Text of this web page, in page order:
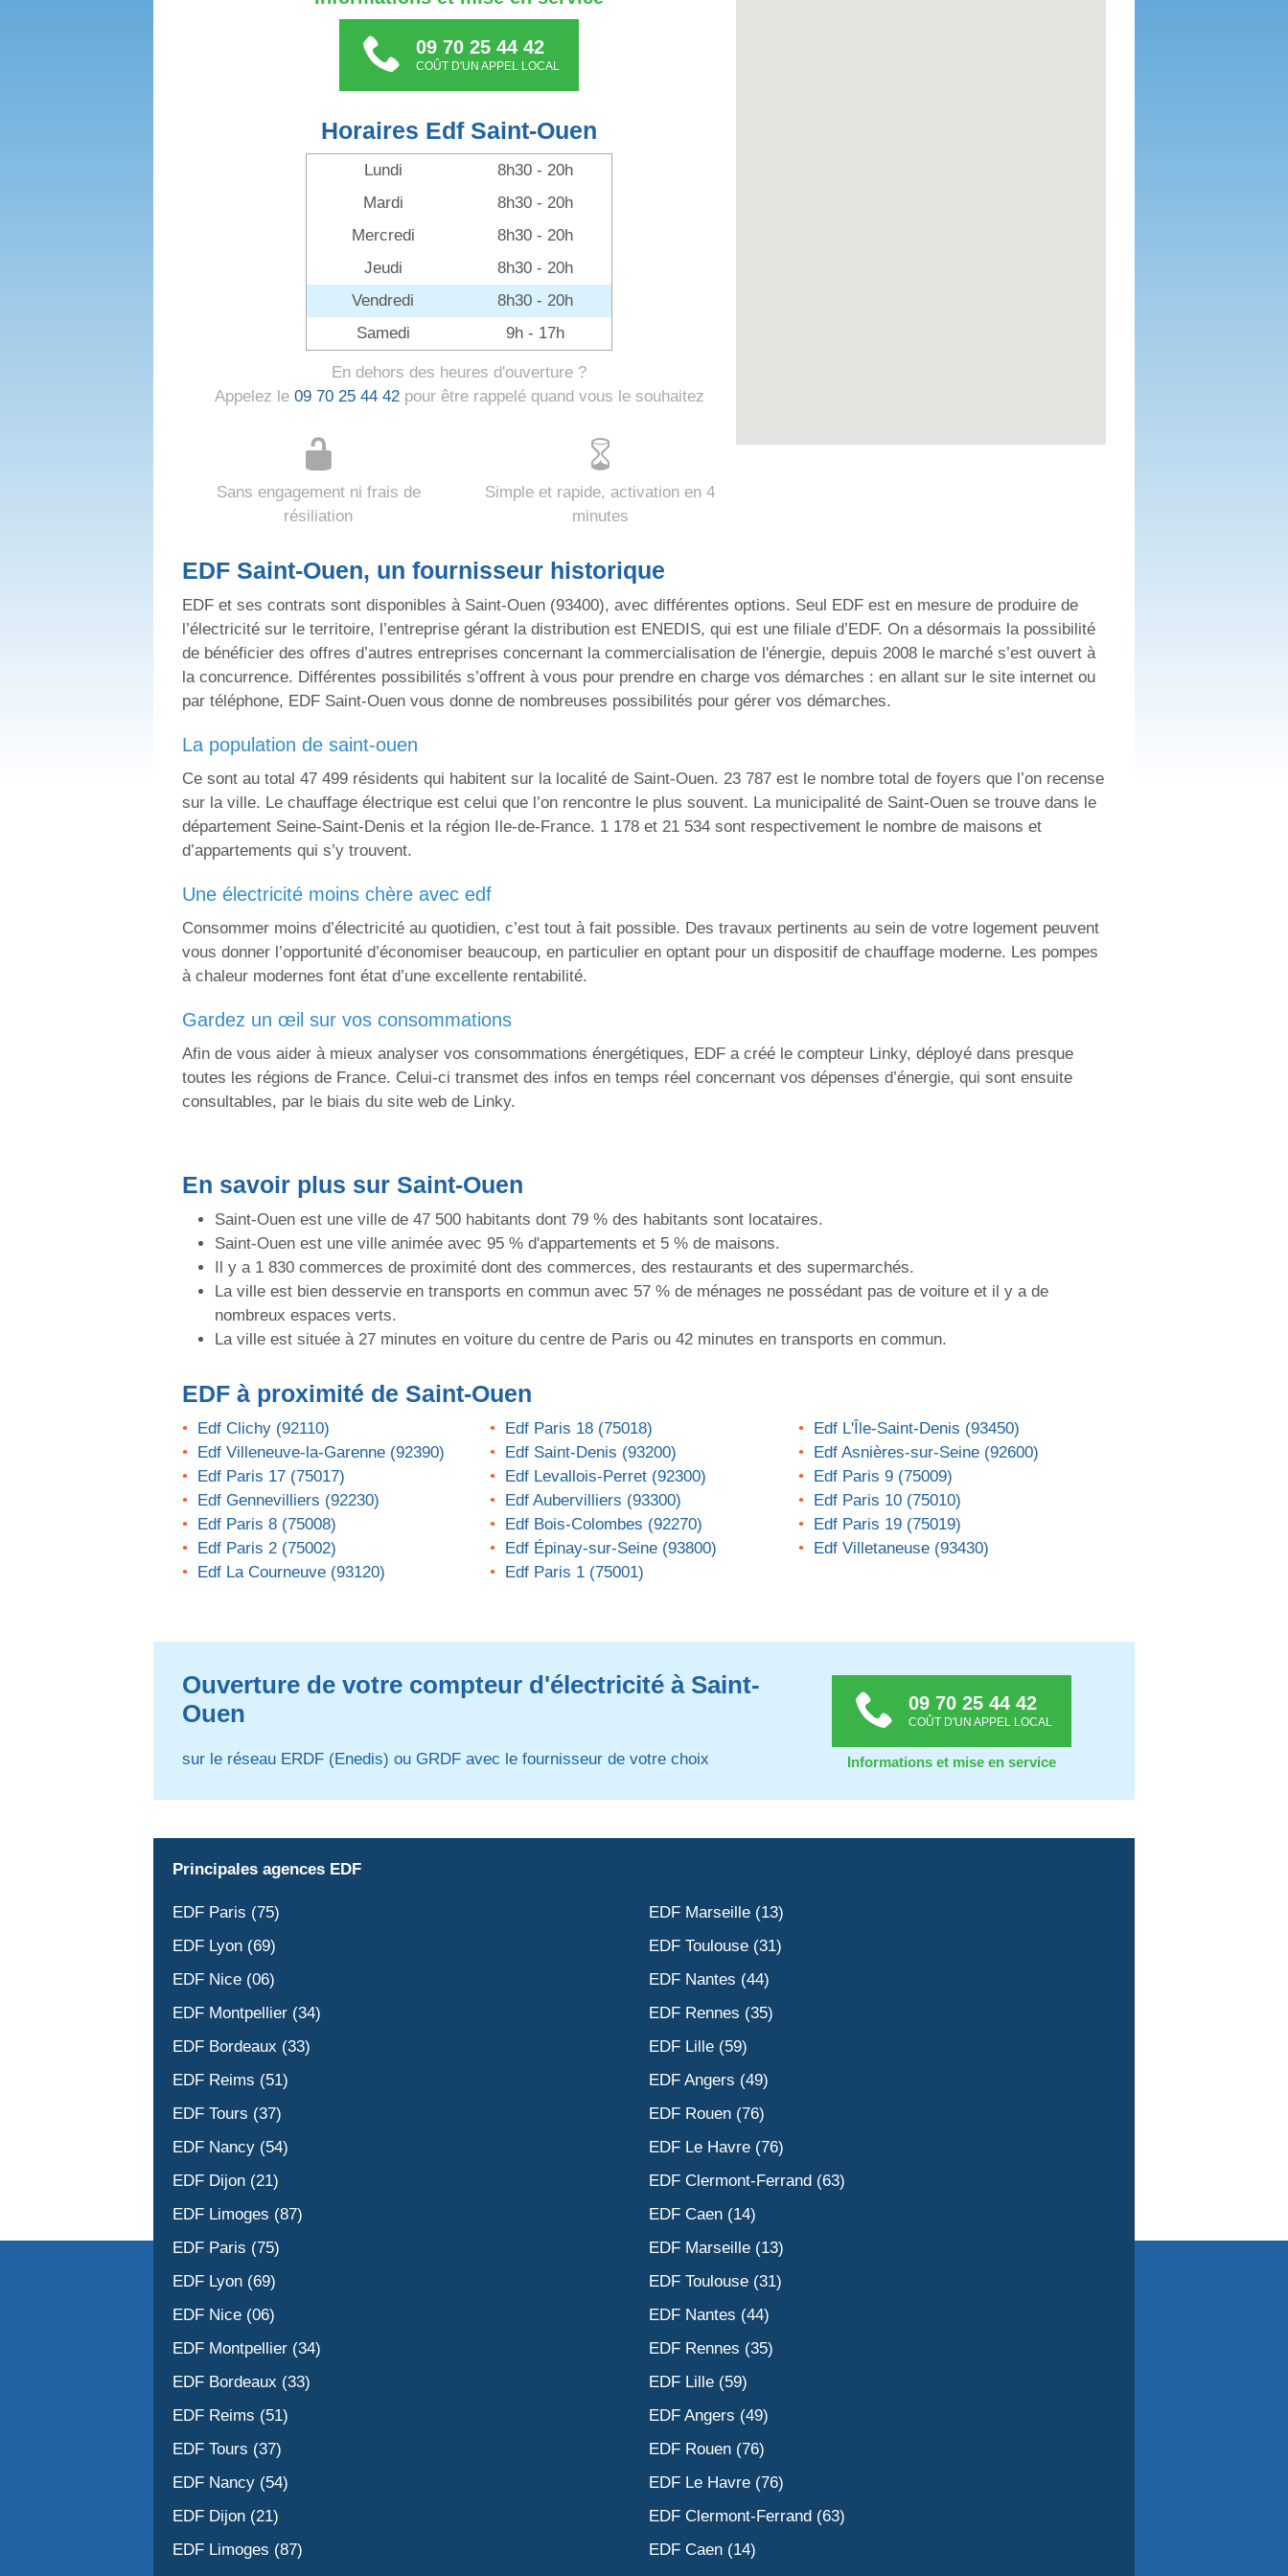
09 70 25 44 42
COÛT D'UN APPEL LOCAL
Horaires Edf Saint-Ouen
Lundi
8h30 - 20h
Mardi
8h30 - 20h
Mercredi
8h30 - 20h
Jeudi
8h30 - 20h
Vendredi
8h30 - 20h
Samedi
9h - 17h
En dehors des heures d'ouverture ?
Appelez le 09 70 25 44 42pour être rappelé quand vous le souhaitez
Sans engagement ni frais de
résiliation
Simple et rapide, activation en 4
minutes
EDF Saint-Ouen, un fournisseur historique
EDF et ses contrats sont disponibles à Saint-Ouen (93400), avec différentes options. Seul EDF est en mesure de produire de
l’électricité sur le territoire, l’entreprise gérant la distribution est ENEDIS, qui est une filiale d’EDF. On a désormais la possibilité
de bénéficier des offres d’autres entreprises concernant la commercialisation de l'énergie, depuis 2008 le marché s’est ouvert à
la concurrence. Différentes possibilités s’offrent à vous pour prendre en charge vos démarches : en allant sur le site internet ou
par téléphone, EDF Saint-Ouen vous donne de nombreuses possibilités pour gérer vos démarches.
la population de saint-ouen
Ce sont au total 47 499 résidents qui habitent sur la localité de Saint-Ouen. 23 787 est le nombre total de foyers que l’on recense
sur la ville. Le chauffage électrique est celui que l’on rencontre le plus souvent. La municipalité de Saint-Ouen se trouve dans le
département Seine-Saint-Denis et la région Ile-de-France. 1 178 et 21 534 sont respectivement le nombre de maisons et
d’appartements qui s’y trouvent.
une électricité moins chère avec edf
Consommer moins d’électricité au quotidien, c’est tout à fait possible. Des travaux pertinents au sein de votre logement peuvent
vous donner l’opportunité d’économiser beaucoup, en particulier en optant pour un dispositif de chauffage moderne. Les pompes
à chaleur modernes font état d’une excellente rentabilité.
gardez un œil sur vos consommations
Afin de vous aider à mieux analyser vos consommations énergétiques, EDF a créé le compteur Linky, déployé dans presque
toutes les régions de France. Celui-ci transmet des infos en temps réel concernant vos dépenses d’énergie, qui sont ensuite
consultables, par le biais du site web de Linky.
En savoir plus sur Saint-Ouen
Saint-Ouen est une ville de 47 500 habitants dont 79 % des habitants sont locataires.
Saint-Ouen est une ville animée avec 95 % d'appartements et 5 % de maisons.
Il y a 1 830 commerces de proximité dont des commerces, des restaurants et des supermarchés.
La ville est bien desservie en transports en commun avec 57 % de ménages ne possédant pas de voiture et il y a de
nombreux espaces verts.
La ville est située à 27 minutes en voiture du centre de Paris ou 42 minutes en transports en commun.
EDF à proximité de Saint-Ouen
Edf Clichy (92110) Edf Paris 18 (75018)
Edf L'Île-Saint-Denis (93450)
Edf Villeneuve-la-Garenne (92390)
Edf Saint-Denis (93200)
Edf Asnières-sur-Seine (92600)
Edf Paris 17 (75017)
Edf Levallois-Perret (92300)
Edf Paris 9 (75009)
Edf Gennevilliers (92230)
Edf Aubervilliers (93300)
Edf Paris 10 (75010)
Edf Paris 8 (75008)
Edf Bois-Colombes (92270)
Edf Paris 19 (75019)
Edf Paris 2 (75002)
Edf Épinay-sur-Seine (93800)
Edf Villetaneuse (93430)
Edf La Courneuve (93120)
Edf Paris 1 (75001)
Ouverture de votre compteur d'électricité à Saint-
Ouen
sur le réseau ERDF (Enedis) ou GRDF avec le fournisseur de votre choix
09 70 25 44 42
COÛT D'UN APPEL LOCAL
Informations et mise en service
Principales agences EDF
EDF Paris (75)
EDF Marseille (13)
EDF Lyon (69)
EDF Toulouse (31)
EDF Nice (06)
EDF Nantes (44)
EDF Montpellier (34)
EDF Rennes (35)
EDF Bordeaux (33)
EDF Lille (59)
EDF Reims (51)
EDF Angers (49)
EDF Tours (37)
EDF Rouen (76)
EDF Nancy (54)
EDF Le Havre (76)
EDF Dijon (21)
EDF Clermont-Ferrand (63)
EDF Limoges (87)
EDF Caen (14)
EDF Paris (75)
EDF Marseille (13)
EDF Lyon (69)
EDF Toulouse (31)
EDF Nice (06)
EDF Nantes (44)
EDF Montpellier (34)
EDF Rennes (35)
EDF Bordeaux (33)
EDF Lille (59)
EDF Reims (51)
EDF Angers (49)
EDF Tours (37)
EDF Rouen (76)
EDF Nancy (54)
EDF Le Havre (76)
EDF Dijon (21)
EDF Clermont-Ferrand (63)
EDF Limoges (87)
EDF Caen (14)